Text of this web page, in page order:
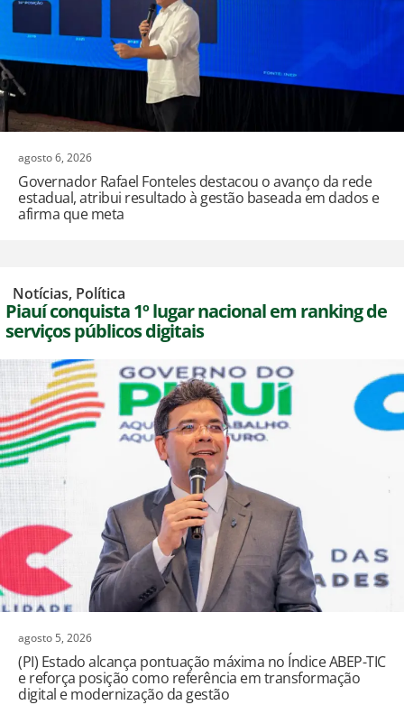
agosto 6, 2026
Governador Rafael Fonteles destacou o avanço da rede
estadual, atribui resultado à gestão baseada em dados e
afirma que meta
Notícias, Política
Piauí conquista 1º lugar nacional em ranking de
serviços públicos digitais
agosto 5, 2026
(PI) Estado alcança pontuação máxima no Índice ABEP-TIC
e reforça posição como referência em transformação
digital e modernização da gestão